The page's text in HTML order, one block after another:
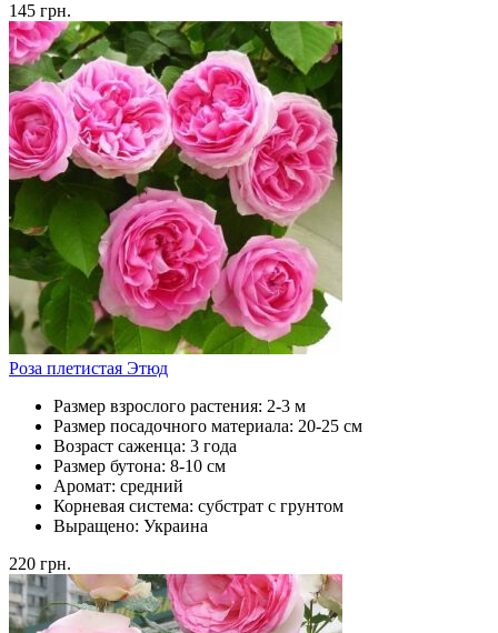
145 грн.
Роза плетистая Этюд
Размер взрослого растения: 2-3 м
Размер посадочного материала: 20-25 см
Возраст саженца: 3 года
Размер бутона: 8-10 см
Аромат: средний
Корневая система: субстрат с грунтом
Выращено: Украина
220 грн.